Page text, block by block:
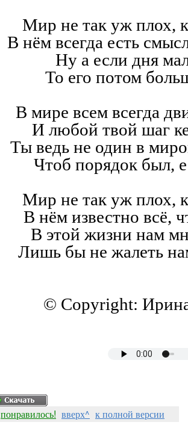
Мир не так уж плох,
В нём всегда есть
Ну а если дня
То его потом
В мире всем всегда
И любой твой шаг
Ты ведь не один в
Чтоб порядок был,
Мир не так уж плох,
В нём известно всё,
В этой жизни нам
Лишь бы не жалеть
© Copyright:
понравилось! вверх^ к полной версии